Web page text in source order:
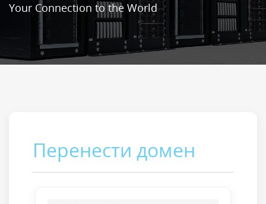
Your Connection to the World
Перенести домен